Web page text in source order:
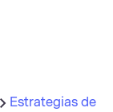
Estrategias de